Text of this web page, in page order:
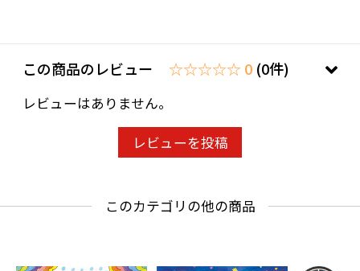
この商品のレビュー ☆☆☆☆☆ 0 (0件)
レビューはありません。
レビューを投稿
このカテゴリの他の商品